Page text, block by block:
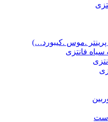
پرینتر .موس .کیبورد…)
سیاه فانتزی